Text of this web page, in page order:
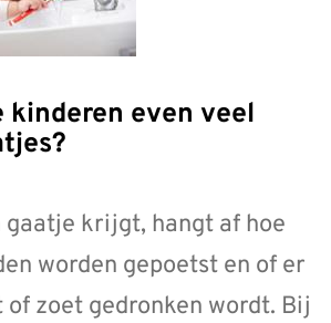
gaatje krijgt, hangt af hoe
worden gepoetst en of er
of zoet gedronken wordt. Bij